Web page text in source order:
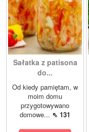
Sałatka z patisona
do...
Od kiedy pamiętam, w
moim domu
przygotowywano
domowe... ⇖ 131